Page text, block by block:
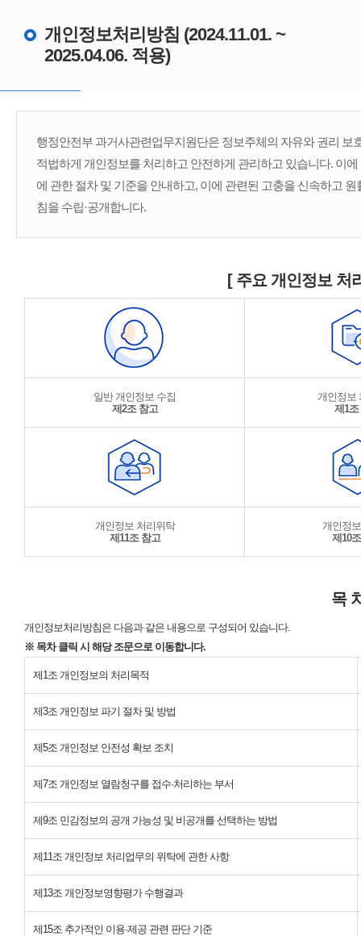
개인정보처리방침 (2024.11.01. ~
2025.04.06. 적용)
행정안전부 과거사관련업무지원단은 정보주체의 자유와 권리
적법하게 개인정보를 처리하고 안전하게 관리하고 있습니다. 이
에 관한 절차 및 기준을 안내하고, 이에 관련된 고충을 신속하고
침을 수립·공개합니다.
[ 주요 개인정보 처
일반 개인정보 수집
제2조 참고
개인정보
제1조
개인정보 처리위탁
제11조 참고
개인정
제10
목
개인정보처리방침은 다음과 같은 내용으로 구성되어 있습니다.
※ 목차 클릭 시 해당 조문으로 이동합니다.
제1조 개인정보의 처리목적
제3조 개인정보 파기 절차 및 방법
제5조 개인정보 안전성 확보 조치
제7조 개인정보 열람청구를 접수·처리하는 부서
제9조 민감정보의 공개 가능성 및 비공개를 선택하는 방법
제11조 개인정보 처리업무의 위탁에 관한 사항
제13조 개인정보영향평가 수행결과
제15조 추가적인 이용·제공 관련 판단 기준